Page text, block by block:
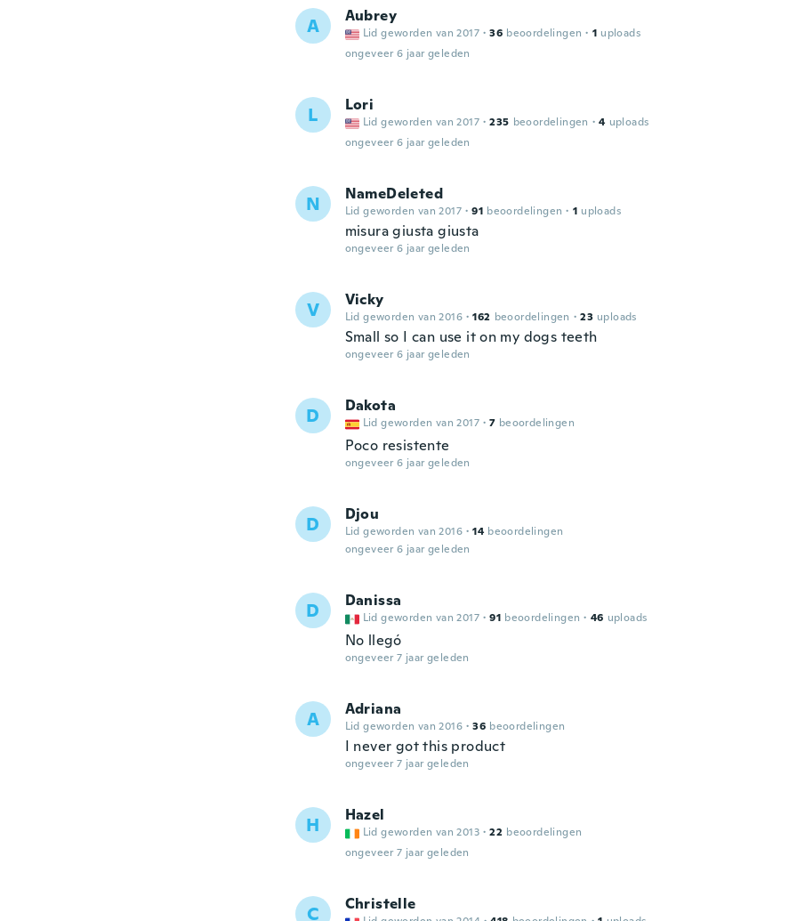
A Aubrey
Lid geworden van 2017 · 36 beoordelingen · 1 uploads
ongeveer 6 jaar geleden
L Lori
Lid geworden van 2017 · 235 beoordelingen · 4 uploads
ongeveer 6 jaar geleden
N NameDeleted
Lid geworden van 2017 · 91 beoordelingen · 1 uploads
misura giusta giusta
ongeveer 6 jaar geleden
V Vicky
Lid geworden van 2016 · 162 beoordelingen · 23 uploads
Small so I can use it on my dogs teeth
ongeveer 6 jaar geleden
D Dakota
Lid geworden van 2017 · 7 beoordelingen
Poco resistente
ongeveer 6 jaar geleden
D Djou
Lid geworden van 2016 · 14 beoordelingen
ongeveer 6 jaar geleden
D Danissa
Lid geworden van 2017 · 91 beoordelingen · 46 uploads
No llegó
ongeveer 7 jaar geleden
A Adriana
Lid geworden van 2016 · 36 beoordelingen
I never got this product
ongeveer 7 jaar geleden
H Hazel
Lid geworden van 2013 · 22 beoordelingen
ongeveer 7 jaar geleden
C Christelle